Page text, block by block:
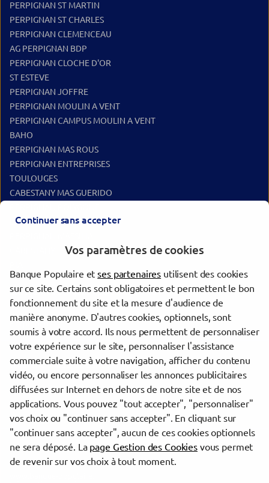
PERPIGNAN ST MARTIN
PERPIGNAN ST CHARLES
PERPIGNAN CLEMENCEAU
AG PERPIGNAN BDP
PERPIGNAN CLOCHE D'OR
ST ESTEVE
PERPIGNAN JOFFRE
PERPIGNAN MOULIN A VENT
PERPIGNAN CAMPUS MOULIN A VENT
BAHO
PERPIGNAN MAS ROUS
PERPIGNAN ENTREPRISES
TOULOUGES
CABESTANY MAS GUERIDO
LE SOLER
Les agences Banque Populaire dans les villes à proximité
Perpignan
Trouver une agence Banque Populaire
Pyrénées-Orientales
Perpignan
PERPIGNAN ST ASSISCLE
evermaps ©
Continuer sans accepter
Vos paramètres de cookies
Banque Populaire etses partenaires utilisent des cookies
sur ce site. Certains sont obligatoires et permettent le bon
fonctionnement du site et la mesure d'audience de
manière anonyme. D'autres cookies, optionnels, sont
soumis à votre accord. Ils nous permettent de personnaliser
votre expérience sur le site, personnaliser l'assistance
commerciale suite à votre navigation, afficher du contenu
vidéo, ou encore personnaliser les annonces publicitaires
diffusées sur Internet en dehors de notre site et de nos
applications. Vous pouvez "tout accepter", "personnaliser"
vos choix ou "continuer sans accepter". En cliquant sur
"continuer sans accepter", aucun de ces cookies optionnels
ne sera déposé. La page Gestion des Cookiesvous permet
de revenir sur vos choix à tout moment.